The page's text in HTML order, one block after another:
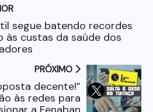
segue batendo recordes
às custas da saúde dos
PRÓXIMO
decente!”
às redes para